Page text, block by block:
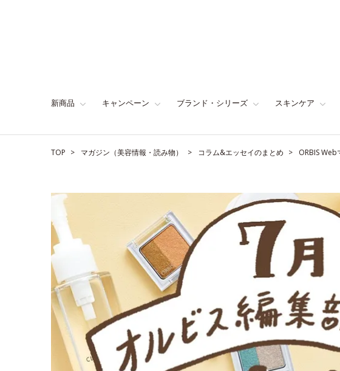
新商品 キャンペーン ブランド・シリーズ スキンケア
TOP マガジン（美容情報・読み物） コラム&エッセイのまとめ ORBIS